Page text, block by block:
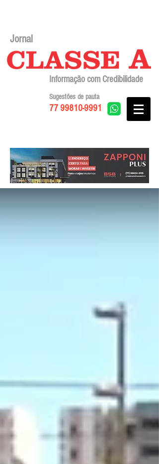
Jornal
Informação com Credibilidade
77 99810-9991
Sugestões de pauta